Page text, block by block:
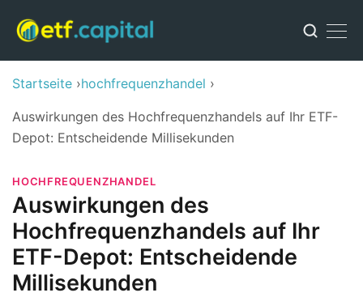
Startseite hochfrequenzhandel
Auswirkungen des Hochfrequenzhandels auf Ihr ETF-
Depot: Entscheidende Millisekunden
HOCHFREQUENZHANDEL
Auswirkungen des
Hochfrequenzhandels auf Ihr
ETF-Depot: Entscheidende
Millisekunden